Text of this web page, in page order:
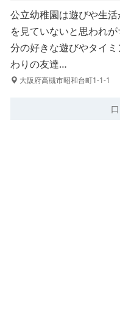
公立幼稚園は遊びや生
を見ていないと思われ
分の好きな遊びやタイ
わりの友達…
大阪府高槻市昭和台町1-1-1